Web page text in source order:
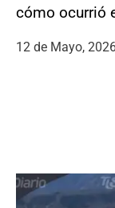
cómo ocurrió
12 de Mayo,